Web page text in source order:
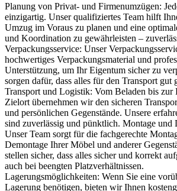
Planung von Privat- und Firmenumzügen:
einzigartig. Unser qualifiziertes Team hilft
Umzug im Voraus zu planen und eine
und Koordination zu gewährleisten –
Verpackungsservice: Unser
hochwertiges Verpackungsmaterial und
Unterstützung, um Ihr Eigentum sicher zu
sorgen dafür, dass alles für den Transport gut
Transport und Logistik: Vom Beladen bis zur
Zielort übernehmen wir den sicheren
und persönlichen Gegenstände. Unsere
sind zuverlässig und pünktlich. Montage und
Unser Team sorgt für die fachgerechte
Demontage Ihrer Möbel und anderer
stellen sicher, dass alles sicher und korrekt
auch bei beengten Platzverhältnissen.
Lagerungsmöglichkeiten: Wenn Sie eine
Lagerung benötigen, bieten wir Ihnen